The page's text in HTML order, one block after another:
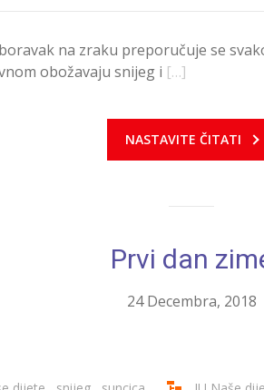
na zraku preporučuje se
obožavaju snijeg i […]
NASTAVITE ČITATI
Prvi dan
24 Decembra, 2018